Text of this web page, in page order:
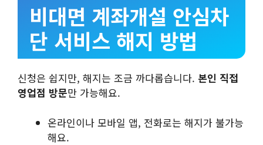
비대면 계좌개설 안심차
단 서비스 해지 방법
신청은 쉽지만, 해지는 조금 까다롭습니다. 본인 직접
영업점 방문만 가능해요.
온라인이나 모바일 앱, 전화로는 해지가 불가능
해요.